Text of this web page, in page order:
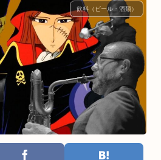
飲料（ビール・酒類）